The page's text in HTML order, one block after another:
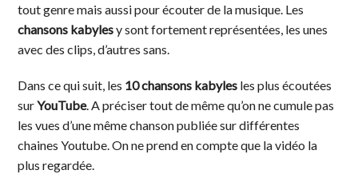
tout genre mais aussi pour écouter de la musique. Les
chansons kabylesy sont fortement représentées, les unes
avec des clips, d’autres sans.
Dans ce qui suit, les 10 chansons kabyles les plus écoutées
surYouTube. A préciser tout de même qu’on ne cumule pas
les vues d’une même chanson publiée sur différentes
chaines Youtube. On ne prend en compte que la vidéo la
plus regardée.